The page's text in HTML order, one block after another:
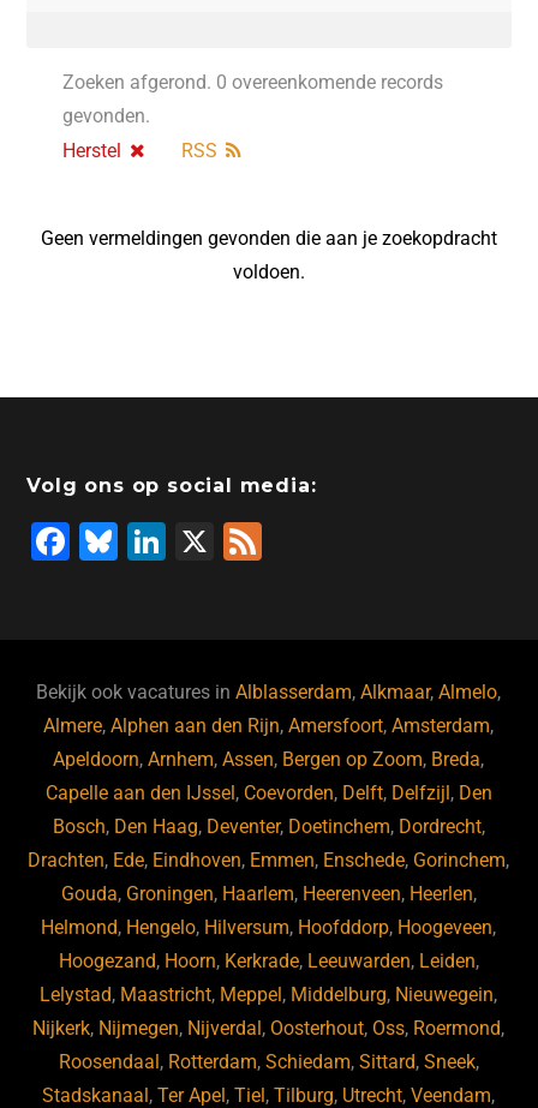
Zoeken afgerond. 0 overeenkomende records
gevonden.
Herstel
RSS
Geen vermeldingen gevonden die aan je zoekopdracht
voldoen.
Volg ons op social media:
F
b
o
o
k
Bl
ky
Li
dI
n
X
Bekijk ook vacatures inAlblasserdam,Alkmaar,Almelo,
Almere,Alphen aan den Rijn,Amersfoort,Amsterdam,
Apeldoorn,Arnhem,Assen, Bergen op Zoom, Breda,
Capelle aan den IJssel , Coevorden, Delft, Delfzijl , Den
Bosch, Den Haag, Deventer, Doetinchem, Dordrecht,
Drachten, Ede, Eindhoven, Emmen, Enschede, Gorinchem,
Gouda, Groningen, Haarlem, Heerenveen, Heerlen,
Helmond, Hengelo, Hilversum, Hoofddorp, Hoogeveen,
Hoogezand, Hoorn, Kerkrade, Leeuwarden, Leiden,
Lelystad, Maastricht, Meppel , Middelburg, Nieuwegein,
Nijkerk, Nijmegen, Nijverdal , Oosterhout, Oss, Roermond,
Roosendaal , Rotterdam, Schiedam, Sittard, Sneek,
Stadskanaal ,Ter Apel ,Tiel ,Tilburg, Utrecht,Veendam,